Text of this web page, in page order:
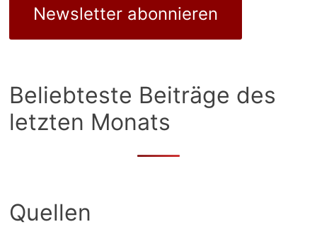
Newsletter abonnieren
Beliebteste Beiträge des
letzten Monats
Quellen